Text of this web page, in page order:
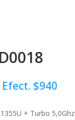
$940
+ Turbo 5,0Ghz